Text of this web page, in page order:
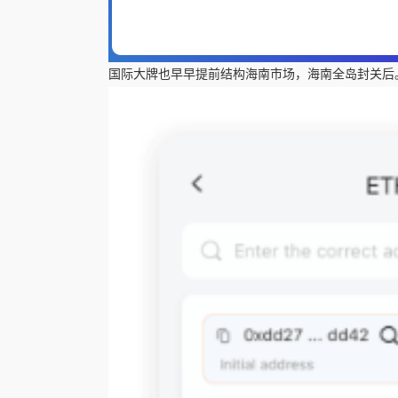
国际大牌也早早提前结构海南市场，海南全岛封关后